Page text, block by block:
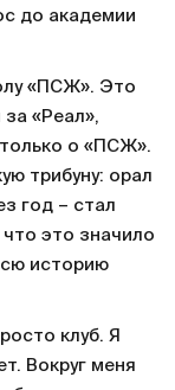
до академии
«ПСЖ». Это
«Реал»,
о «ПСЖ».
трибуну: орал
год – стал
это значило
историю
клуб. Я
Вокруг меня